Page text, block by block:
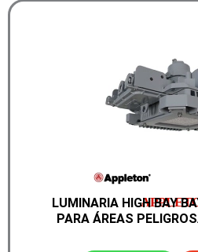
LUMINARIA HIGH BAY
PARA ÁREAS